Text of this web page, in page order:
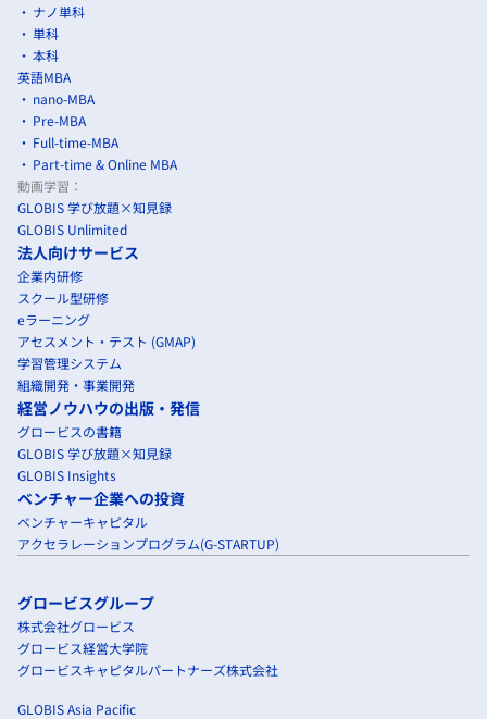
ナノ単科
単科
本科
英語MBA
nano-MBA
Pre-MBA
Full-time-MBA
Part-time & Online MBA
動画学習：
GLOBIS 学び放題×知見録
GLOBIS Unlimited
法人向けサービス
企業内研修
スクール型研修
eラーニング
アセスメント・テスト (GMAP)
学習管理システム
組織開発・事業開発
経営ノウハウの出版・発信
グロービスの書籍
GLOBIS 学び放題×知見録
GLOBIS Insights
ベンチャー企業への投資
ベンチャーキャピタル
アクセラレーションプログラム(G-STARTUP)
グロービスグループ
株式会社グロービス
グロービス経営大学院
グロービスキャピタルパートナーズ株式会社
GLOBIS Asia Pacific